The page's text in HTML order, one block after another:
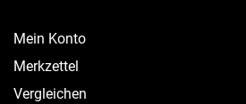
Mein Konto
Merkzettel
Vergleichen